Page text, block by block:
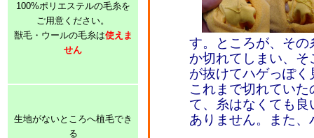
100%ポリエステルの毛糸を
ご用意ください。
獣毛・ウールの毛糸は使えま
せん
生地がないところへ植毛でき
る
す。ところが、そ
か切れてしまい、
が抜けてハゲっぽ
これまで切れてい
て、糸はなくても
ありません。また